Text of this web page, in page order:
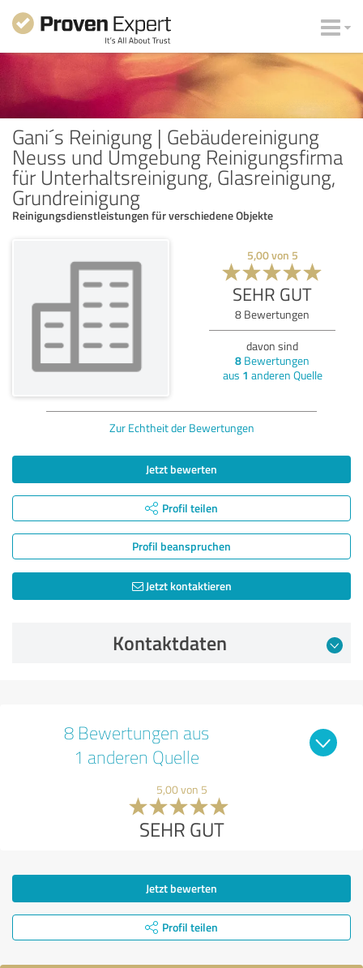
Gani´s Reinigung | Gebäudereinigung
Neuss und Umgebung Reinigungsfirma
für Unterhaltsreinigung, Glasreinigung,
Grundreinigung
Reinigungsdienstleistungen für verschiedene Objekte
5,00von 5
SEHR GUT
8 Bewertungen
davon sind
8 Bewertungen
aus 1 anderen Quelle
Zur Echtheit der Bewertungen
Jetzt bewerten
Profil teilen
Profil beanspruchen
Jetzt kontaktieren
Kontaktdaten
8 Bewertungen aus
1 anderen Quelle
5,00 von 5
SEHR GUT
Jetzt bewerten
Profil teilen